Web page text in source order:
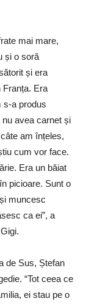
mai mare,
și o soră
și era
Franța. Era
s-a produs
avea carnet și
am înțeles,
cum vor face.
Era un băiat
picioare. Sunt o
muncesc
ca ei”, a
de Sus, Ștefan
“Tot ceea ce
ei stau pe o